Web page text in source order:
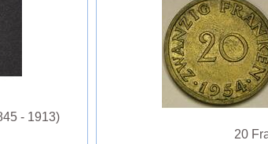
- 1913)
20